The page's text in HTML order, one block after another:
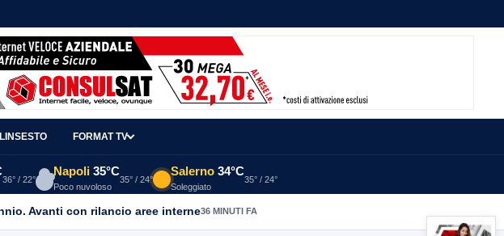
FORMAT TV
36° / 22°
Napoli 35°C
Poco nuvoloso
35° / 24°
Salerno 34°C
Soleggiato
35° / 24°
Avanti con rilancio aree interne36 MINUTI FA